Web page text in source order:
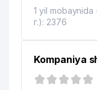
1 yil
г.): 2376
Kompaniya